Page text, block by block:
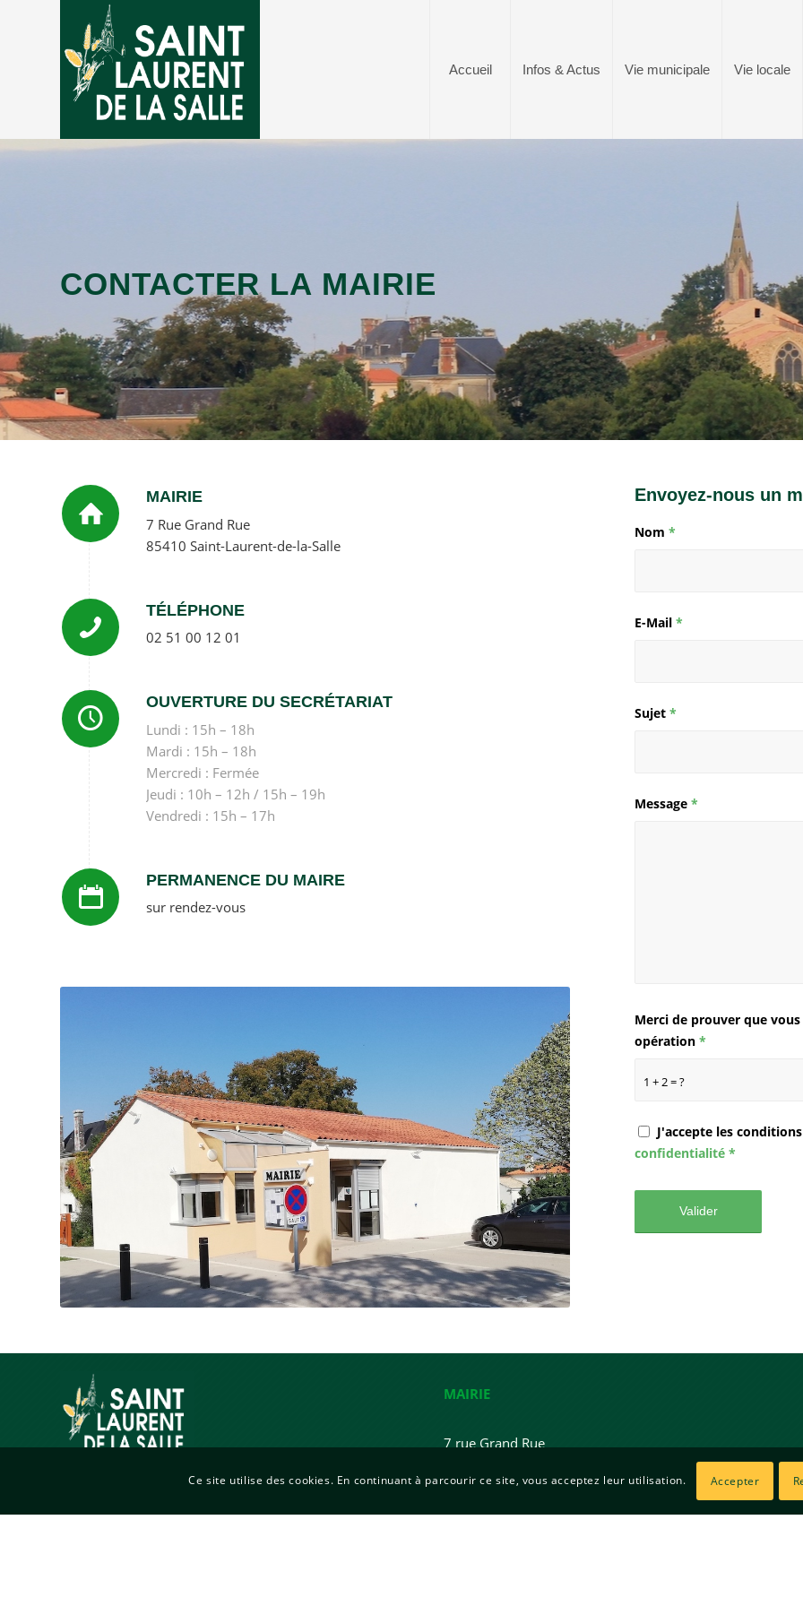
Accueil Infos & Actus Vie municipale Vie locale
CONTACTER LA MAIRIE
MAIRIE
7 Rue Grand Rue
85410 Saint-Laurent-de-la-Salle
TÉLÉPHONE
02 51 00 12 01
OUVERTURE DU SECRÉTARIAT
Lundi : 15h – 18h
Mardi : 15h – 18h
Mercredi : Fermée
Jeudi : 10h – 12h / 15h – 19h
Vendredi : 15h – 17h
PERMANENCE DU MAIRE
sur rendez-vous
Envoyez-nous un
Nom*
E-Mail*
Sujet*
Message*
1 + 2 = ?
Merci de prouver que
opération*
J'accepte les
confidentialité *
MAIRIE
7 rue Grand Rue
Tél :02 51 00 12 01
Ce site utilise des cookies. En continuant à parcourir ce site, vous acceptez leur utilisation. Accepter